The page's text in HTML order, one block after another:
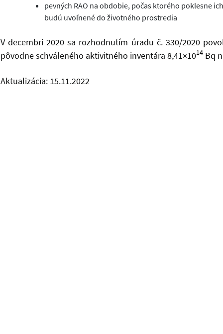
pevných RAO na obdobie, počas ktorého poklesne
budú uvoľnené do životného prostredia
V decembri 2020 sa rozhodnutím úradu č. 330/2020
pôvodne schváleného aktivitného inventára 8,41×1014Bq
Aktualizácia: 15.11.2022